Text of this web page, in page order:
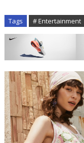
Tags # Entertainment